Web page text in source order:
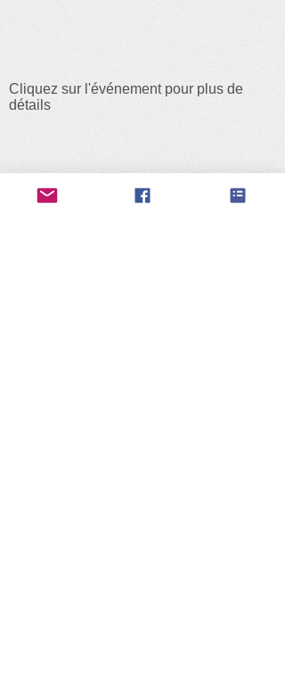
Cliquez sur l'événement pour plus de
détails